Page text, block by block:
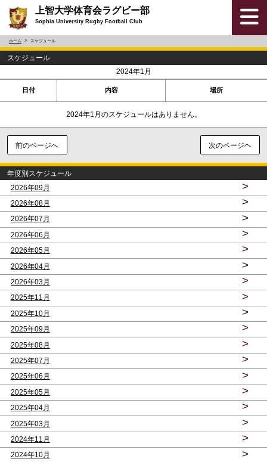
上智大学体育会ラグビー部
Sophia University Rugby Football Club
ホーム スケジュール
スケジュール
2024年1月
日付 内容 場所
2024年1月のスケジュールはありません。
前のページへ 次のページヘ
年度別スケジュール
2026年09月
>
2026年08月 >
2026年07月 >
2026年06月 >
2026年05月 >
2026年04月 >
2026年03月 >
2025年11月 >
2025年10月 >
2025年09月 >
2025年08月 >
2025年07月 >
2025年06月 >
2025年05月 >
2025年04月 >
2025年03月 >
2024年11月 >
2024年10月 >